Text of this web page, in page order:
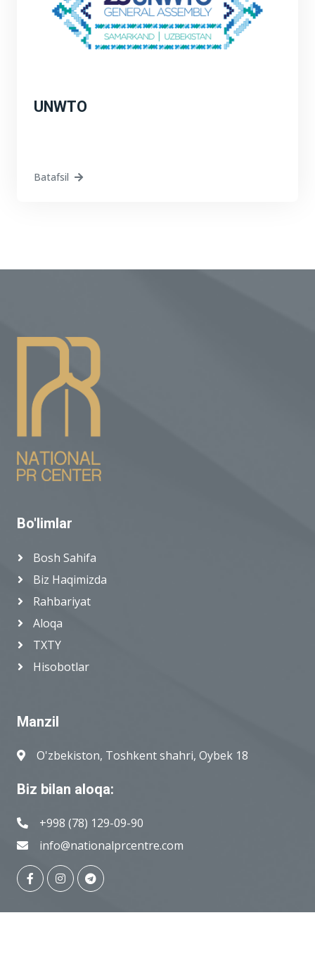
UNWTO
Batafsil
Bo'limlar
Bosh Sahifa
Biz Haqimizda
Rahbariyat
Aloqa
TXTY
Hisobotlar
Manzil
O'zbekiston, Toshkent shahri, Oybek 18
Biz bilan aloqa:
+998 (78) 129-09-90
info@nationalprcentre.com